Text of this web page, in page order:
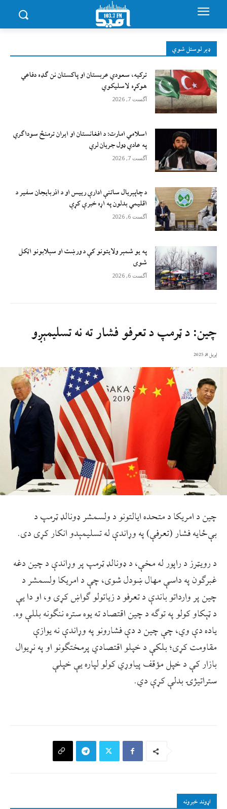
ډېر لوستل شوي
ترکیه، سعودي عربستان او پاکستان نن ګډه دفاعي
هوکړه لاسلیکوي
آگست 7, 2026
اسلامي امارت: د افغانستان او ایران ترمنځ سوداګري
په عادي ډول جریان لري
آگست 7, 2026
د چاپېریال ساتنې ادارې رییس او د اذربایجان سفیر د
اقلیمي بدلون په اړه خبرې کړې
آگست 6, 2026
په یو شمېر ولایتونو کې د ورښت او سېلابونو اټکل
شوی
آگست 6, 2026
چین: د ټرمپ د تعرفو فشار ته نه تسلیمېږو
اپریل 8, 2025
چين د امريکا د متحده ايالتونو د ولسمشر ډونالډ ټرمپ د
بې‌ځايه فشار (تعرفې) په وړاندې له تسليمېدو انکار کړی دی.
د رويټرز د راپور له مخې، د ډونالډ ټرمپ پر وړاندې د چین دغه
غبرګون په داسې مهال ښودل شوی، چې د امریکا ولسمشر د
چین پر وارداتو باندې د تعرفو د زیاتولو ګواښ کړی و، او دا یې
د ټېکاو کولو په توګه د چین اقتصاد ته یوه ستره ننګونه بللې وه.
ياده دې وي، چې چین د دې فشارونو په وړاندې نه یوازې
مقاومت کړی؛ بلکې د خپلو اقتصادي پرمختګونو او په نړیوال
بازار کې د خپل مؤقف پیاوړي کولو لپاره یې خپلې
ستراتیژۍ بدلې کړې دي.
اړوند خبرونه